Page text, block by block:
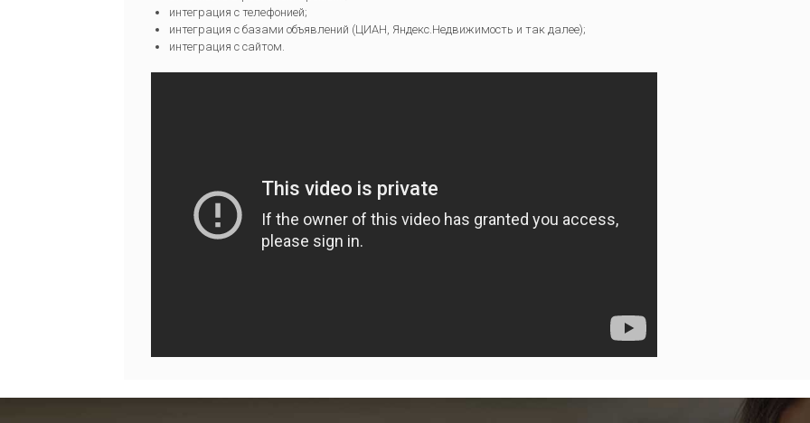
интеграция с телефонией;
интеграция с базами объявлений (ЦИАН, Яндекс.Недвижимость и так далее);
интеграция с сайтом.